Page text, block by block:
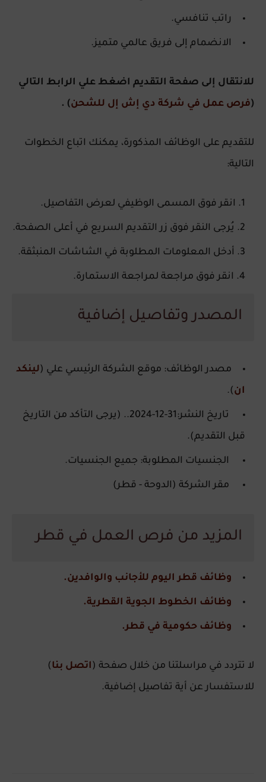
راتب تنافسي.
الانضمام إلى فريق عالمي متميز.
للانتقال إلى صفحة التقديم اضغط علي الرابط التالي
(فرص عمل في شركة دي إش إل للشحن) .
للتقديم على الوظائف المذكورة، يمكنك اتباع الخطوات
التالية:
انقر فوق المسمى الوظيفي لعرض التفاصيل.
يُرجى النقر فوق زر التقديم السريع في أعلى الصفحة.
أدخل المعلومات المطلوبة في الشاشات المنبثقة.
انقر فوق مراجعة لمراجعة الاستمارة.
المصدر وتفاصيل إضافية
مصدر الوظائف: موقع الشركة الرئيسي علي (لينكد
ان).
تاريخ النشر:31-12-2024.. (يرجى التأكد من التاريخ
قبل التقديم).
الجنسيات المطلوبة: جميع الجنسيات.
مقر الشركة (الدوحة - قطر)
المزيد من فرص العمل في قطر
وظائف قطر اليوم للأجانب والوافدين.
وظائف الخطوط الجوية القطرية.
وظائف حكومية في قطر.
لا تتردد في مراسلتنا من خلال صفحة ( اتصل بنا)
للاستفسار عن أية تفاصيل إضافية.